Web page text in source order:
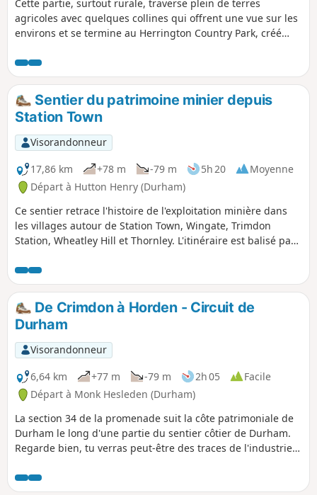
Cette partie, surtout rurale, traverse plein de terres
agricoles avec quelques collines qui offrent une vue sur les
environs et se termine au Herrington Country Park, créé
Sentier du patrimoine minier depuis
Station Town
Visorandonneur
17,86 km
+78 m -79 m 5h 20
Moyenne
Départ à Hutton Henry (Durham)
Ce sentier retrace l'histoire de l'exploitation minière dans
les villages autour de Station Town, Wingate, Trimdon
Station, Wheatley Hill et Thornley. L'itinéraire est balisé par
De Crimdon à Horden - Circuit de
Durham
Visorandonneur
6,64 km
+77 m -79 m 2h 05
Facile
Départ à Monk Hesleden (Durham)
La section 34 de la promenade suit la côte patrimoniale de
Durham le long d'une partie du sentier côtier de Durham.
Regarde bien, tu verras peut-être des traces de l'industrie
côte. En chemin, tu devras traverser plusieurs dénettes et